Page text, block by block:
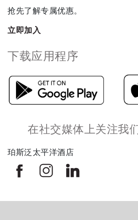
抢先了解专属优惠。
立即加入
下载应用程序
在社交媒体上关注我
珀斯泛太平洋酒店